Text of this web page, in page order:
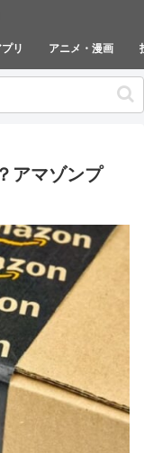
リ アニメ・漫画
アマゾンプ